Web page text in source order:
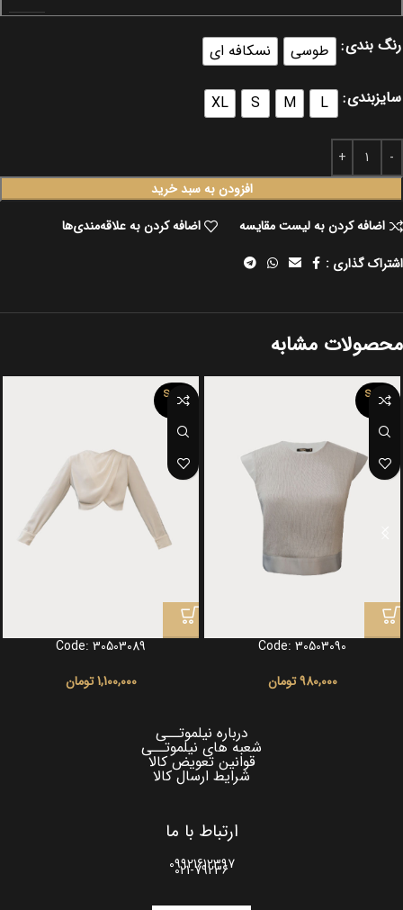
رنگ بندی طوسی نسکافه ای
سایزبندی L
M
S
XL
افزودن به سبد خرید
اضافه کردن به لیست مقایسه
اضافه کردن به علاقه‌مندی‌ها
اشتراک گذاری :
محصولات مشابه
SOLD
OUT
Code: 30503090
980,000 تومان
SOLD
OUT
Code: 30503089
1,100,000 تومان
درباره نیلموتــی
شعبه های نیلموتــی
قوانین تعویض کالا
شرایط ارسال کالا
ارتباط با ما
09921612397
021-79236